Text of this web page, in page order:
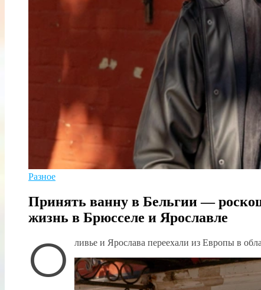
Разное
Принять ванну в Бельгии —
жизнь в Брюсселе и Ярославле
О ливье и Ярослава переехали из Европы в